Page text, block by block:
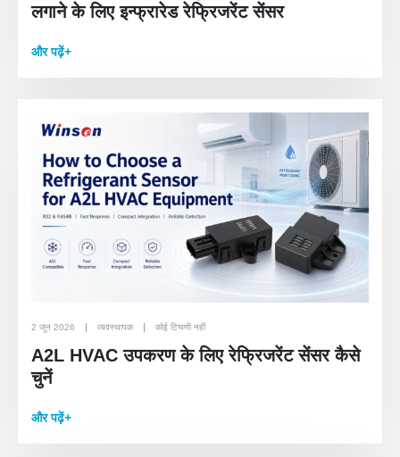
लगाने के लिए इन्फ्रारेड रेफ्रिजरेंट सेंसर
और पढ़ें+
2 जून 2026 व्यवस्थापक कोई टिप्पणी नहीं
A2L HVAC उपकरण के लिए रेफ्रिजरेंट सेंसर कैसे
चुनें
और पढ़ें+